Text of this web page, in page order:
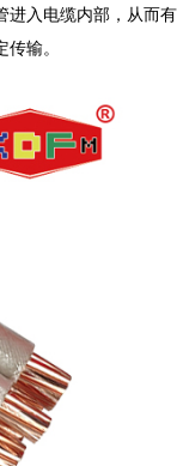
进入电缆内部，从而有
输。